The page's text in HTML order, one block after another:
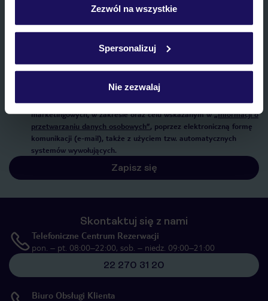
Szczegółowe informacje o plikach cookie znajdziesz
Zezwól na wszystkie
Spersonalizuj
Nie zezwalaj
Wyrażam zgodę na przetwarzanie danych osobowych przez TUI
Poland Sp. z o.o. i TUI Poland Dystrybucja Sp. z o.o. w celach
marketingowych, w zakresie oraz celu wskazanym w„Informacji o
przetwarzaniu danych osobowych”, poprzez elektroniczną formę
komunikacji (e-mail), także z użyciem tzw. automatycznych
systemów wywołujących.
Zapisz się
Skontaktuj się z nami
Telefoniczne Centrum Rezerwacji
pon. – pt. 08:00–22:00, sob. – niedz. 09:00–21:00
22 270 31 20
Biuro Obsługi Klienta